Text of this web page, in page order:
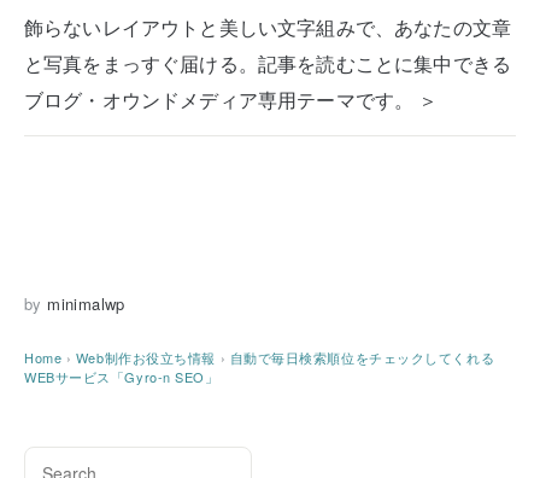
飾らないレイアウトと美しい文字組みで、あなたの文章
と写真をまっすぐ届ける。記事を読むことに集中できる
ブログ・オウンドメディア専用テーマです。 ＞
by minimalwp
Home › Web制作お役立ち情報 › 自動で毎日検索順位をチェックしてくれる
WEBサービス「Gyro-n SEO」